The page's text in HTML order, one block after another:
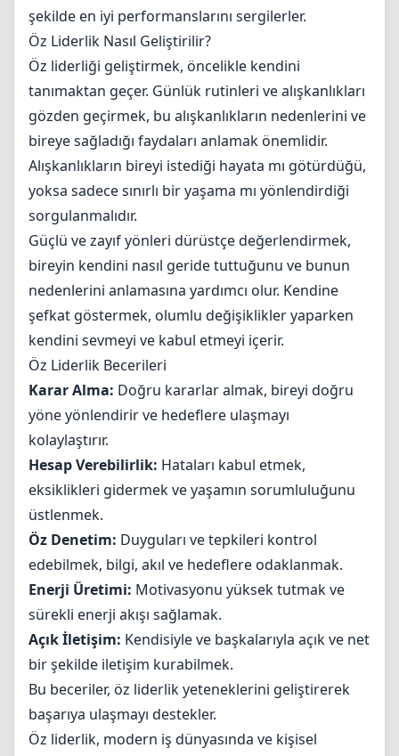
şekilde en iyi performanslarını sergilerler.
Öz Liderlik Nasıl Geliştirilir?
Öz liderliği geliştirmek, öncelikle kendini
tanımaktan geçer. Günlük rutinleri ve alışkanlıkları
gözden geçirmek, bu alışkanlıkların nedenlerini ve
bireye sağladığı faydaları anlamak önemlidir.
Alışkanlıkların bireyi istediği hayata mı götürdüğü,
yoksa sadece sınırlı bir yaşama mı yönlendirdiği
sorgulanmalıdır.
Güçlü ve zayıf yönleri dürüstçe değerlendirmek,
bireyin kendini nasıl geride tuttuğunu ve bunun
nedenlerini anlamasına yardımcı olur. Kendine
şefkat göstermek, olumlu değişiklikler yaparken
kendini sevmeyi ve kabul etmeyi içerir.
Öz Liderlik Becerileri
Karar Alma: Doğru kararlar almak, bireyi doğru
yöne yönlendirir ve hedeflere ulaşmayı
kolaylaştırır.
Hesap Verebilirlik: Hataları kabul etmek,
eksiklikleri gidermek ve yaşamın sorumluluğunu
üstlenmek.
Öz Denetim: Duyguları ve tepkileri kontrol
edebilmek, bilgi, akıl ve hedeflere odaklanmak.
Enerji Üretimi: Motivasyonu yüksek tutmak ve
sürekli enerji akışı sağlamak.
Açık İletişim: Kendisiyle ve başkalarıyla açık ve net
bir şekilde iletişim kurabilmek.
Bu beceriler, öz liderlik yeteneklerini geliştirerek
başarıya ulaşmayı destekler.
Öz liderlik, modern iş dünyasında ve kişisel